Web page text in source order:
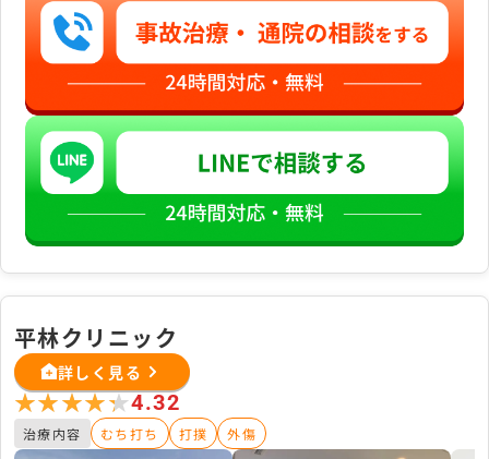
平林クリニック
詳しく見る
★★★★★
★★★★★4.32
治療内容 むち打ち 打撲 外傷